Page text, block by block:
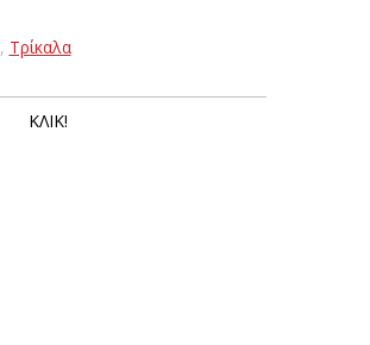
, Τρίκαλα
ΚΛΙΚ!